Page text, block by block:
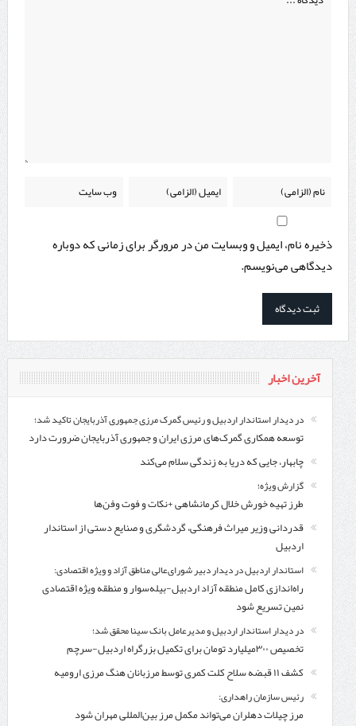
ذخیره نام، ایمیل و وبسایت من در مرورگر برای زمانی که دوباره
دیدگاهی می‌نویسم.
آخرین اخبار
در دیدار استاندار اردبیل و رئیس گمرک مرزی جمهوری آذربایجان تاکید شد؛
توسعه همکاری گمرک‌های مرزی ایران و جمهوری آذربایجان ضرورت دارد
چابهار، جایی که دریا به زندگی سلام می‌کند
گزارش ویژه؛
طرز تهیه خورش خلال کرمانشاهی +نکات و فوت وفن‌ها
قدردانی وزیر میراث فرهنگی، گردشگری و صنایع دستی از استاندار
اردبیل
استاندار اردبیل در دیدار دبیر شورای‌عالی مناطق آزاد و ویژه اقتصادی:
راه‌اندازی کامل منطقه آزاد اردبیل-بیله‌سوار و منطقه ویژه اقتصادی
نمین تسریع شود
در دیدار استاندار اردبیل و مدیرعامل بانک سینا محقق شد؛
تخصیص ۳۰۰میلیارد تومان برای تکمیل بزرگراه اردبیل-سرچم
کشف ۱۱ قبضه سلاح کلت کمری توسط مرزبانان هنگ مرزی ارومیه
رئیس سازمان راهداری:
مرز چیلات دهلران می‌تواند مکمل مرز بین‌المللی مهران شود